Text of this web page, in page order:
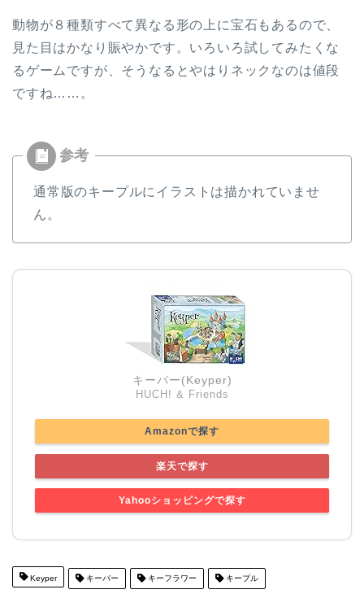
動物が８種類すべて異なる形の上に宝石もあるので、
見た目はかなり賑やかです。いろいろ試してみたくな
るゲームですが、そうなるとやはりネックなのは値段
ですね……。
通常版のキープルにイラストは描かれていませ
ん。
キーパー(Keyper)
HUCH! & Friends
Amazonで探す
楽天で探す
Yahooショッピングで探す
Keyper キーパー キーフラワー キープル